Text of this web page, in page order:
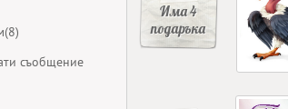
съобщение
Има 4
подаръка